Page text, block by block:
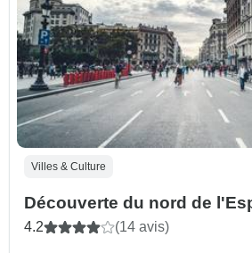
Villes & Culture
Découverte du nord de
4.2 (14 avis)